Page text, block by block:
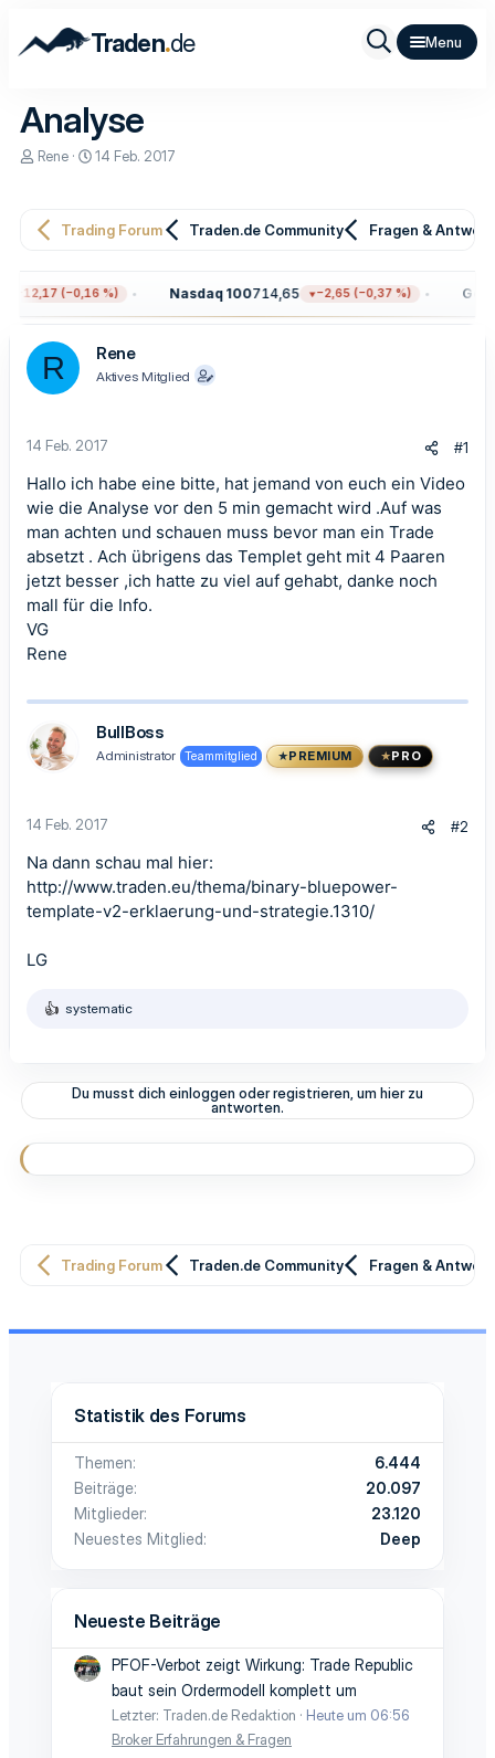
Traden.de
Analyse
E
e
r
Rene
E
e
a
m
14 Feb. 2017
Trading Forum Traden.de Community Fragen &
−12,17 (−0,16 %) Nasdaq 100714,65 −2,65 (−0,37 %) Gold
R Rene
Aktives Mitglied
14 Feb. 2017 #1
Hallo ich habe eine bitte, hat jemand von euch ein Video
wie die Analyse vor den 5 min gemacht wird .Auf was
man achten und schauen muss bevor man ein Trade
absetzt . Ach übrigens das Templet geht mit 4 Paaren
jetzt besser ,ich hatte zu viel auf gehabt, danke noch
mall für die Info.
VG
Rene
BullBoss
Administrator Teammitglied PREMIUM PRO
14 Feb. 2017 #2
Na dann schau mal hier:
http://www.traden.eu/thema/binary-bluepower-
template-v2-erklaerung-und-strategie.1310/
LG
R
t
o
n
n
systematic
Du musst dich einloggen oder registrieren, um hier zu
antworten.
Trading Forum Traden.de Community Fragen &
Statistik des Forums
Themen
6.444
Beiträge
20.097
Mitglieder
23.120
Neuestes Mitglied
Deep
Neueste Beiträge
PFOF-Verbot zeigt Wirkung: Trade Republic
baut sein Ordermodell komplett um
Letzter: Traden.de Redaktion
Heute um 06:56
Broker Erfahrungen & Fragen